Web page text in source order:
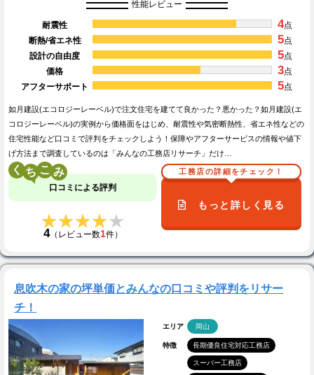
性能レビュー
耐震性 4点
断熱/省エネ性
5点
設計の自由度
5点
価格
3点
アフターサポート
5点
如月建設(エコロジーレーベル)で注文住宅を建てて良かった？悪かった？如月建設(エ
コロジーレーベル)の実例から価格面をはじめ、耐震性や気密断熱性、省エネ性などの
住宅性能など口コミで評判をチェックしよう！保障やアフターサービスの情報や値下
げ方法まで調査しているのは「みんなの工務店リサーチ」だけ…
く こ
口コミによる評判
★★★★★
★★★★★
4（レビュー数1件）
工務店の詳細をチェック！
もっと詳しく見る
息吹木の家の坪単価とみんなの口コミや評判をリサー
チ！
エリア 岡山
特徴 長期優良住宅対応工務店
スーパー工務店